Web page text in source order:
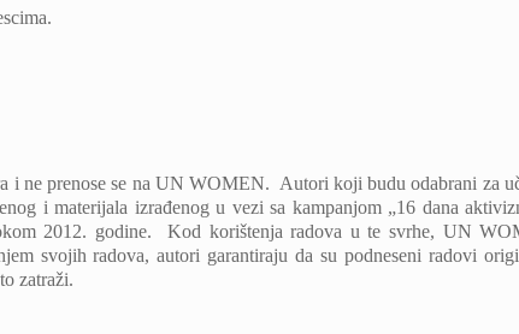
i ne prenose se na UN WOMEN. Autori koji budu odabrani za
i materijala izrađenog u vezi sa kampanjom „16 dana
2012. godine. Kod korištenja radova u te svrhe, UN
svojih radova, autori garantiraju da su podneseni radovi
zatraži.